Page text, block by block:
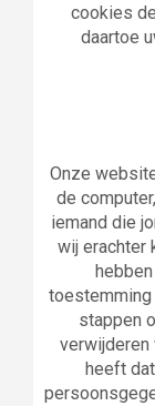
cookies
daartoe
Onze
de
iemand die
wij erachter
toestemming
stappen
verwijderen
heeft